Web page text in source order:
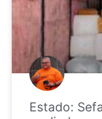
Estado: